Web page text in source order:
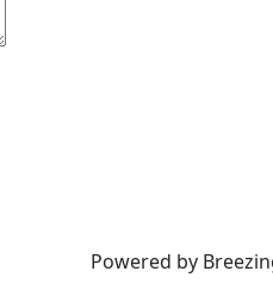
Powered by